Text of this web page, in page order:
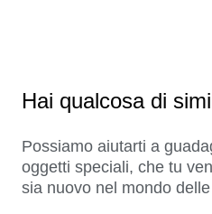
Hai qualcosa di
Possiamo aiutarti a
oggetti speciali, che tu
sia nuovo nel mondo